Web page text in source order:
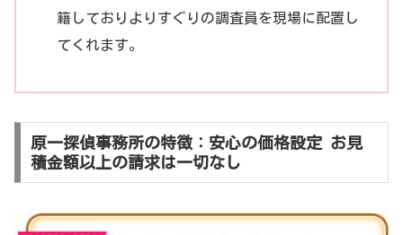
籍しておりよりすぐりの調査員を現場に配置し
てくれます。
原一探偵事務所の特徴：安心の価格設定 お見
積金額以上の請求は一切なし